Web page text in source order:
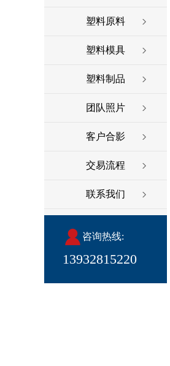
塑料原料
塑料模具
塑料制品
团队照片
客户合影
交易流程
联系我们
咨询热线:
13932815220